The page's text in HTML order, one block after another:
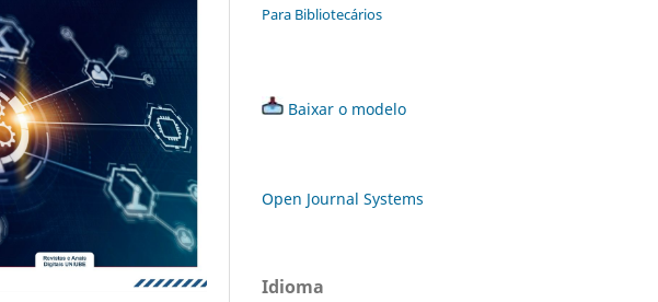
Para Bibliotecários
Baixar o modelo
Open Journal Systems
Idioma